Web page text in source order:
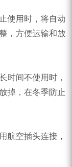
使用时，将自动
，方便运输和放
间不使用时，
掉，在冬季防止
空插头连接，